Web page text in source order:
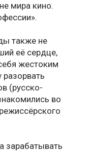
мира кино.
также не
её сердце,
жестоким
(русско-
во
зарабатывать